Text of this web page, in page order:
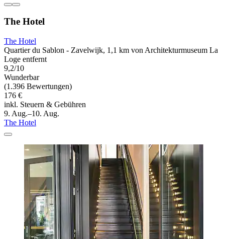
The Hotel
The Hotel
Quartier du Sablon - Zavelwijk, 1,1 km von Architekturmuseum La
Loge entfernt
9,2/10
Wunderbar
(1.396 Bewertungen)
176 €
inkl. Steuern & Gebühren
9. Aug.–10. Aug.
The Hotel